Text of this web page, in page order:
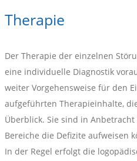
Therapie
Der Therapie der einzelnen
eine individuelle Diagnostik
weiter Vorgehensweise für den
aufgeführten Therapieinhalte,
Überblick. Sie sind in
Bereiche die Defizite aufweisen
In der Regel erfolgt die